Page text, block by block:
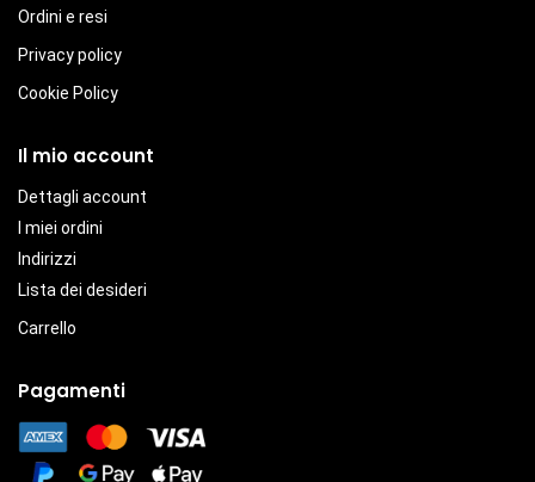
Ordini e resi
Privacy policy
Cookie Policy
Il mio account
Dettagli account
I miei ordini
Indirizzi
Lista dei desideri
Carrello
Pagamenti